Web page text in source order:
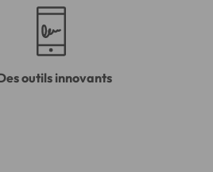
outils innovants